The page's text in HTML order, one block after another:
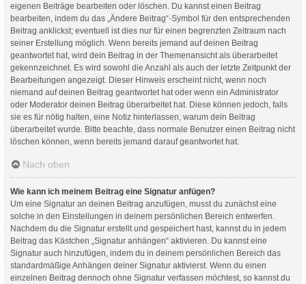
eigenen Beiträge bearbeiten oder löschen. Du kannst einen Beitrag
bearbeiten, indem du das „Ändere Beitrag“-Symbol für den entsprechenden
Beitrag anklickst; eventuell ist dies nur für einen begrenzten Zeitraum nach
seiner Erstellung möglich. Wenn bereits jemand auf deinen Beitrag
geantwortet hat, wird dein Beitrag in der Themenansicht als überarbeitet
gekennzeichnet. Es wird sowohl die Anzahl als auch der letzte Zeitpunkt der
Bearbeitungen angezeigt. Dieser Hinweis erscheint nicht, wenn noch
niemand auf deinen Beitrag geantwortet hat oder wenn ein Administrator
oder Moderator deinen Beitrag überarbeitet hat. Diese können jedoch, falls
sie es für nötig halten, eine Notiz hinterlassen, warum dein Beitrag
überarbeitet wurde. Bitte beachte, dass normale Benutzer einen Beitrag nicht
löschen können, wenn bereits jemand darauf geantwortet hat.
Nach oben
Wie kann ich meinem Beitrag eine Signatur anfügen?
Um eine Signatur an deinen Beitrag anzufügen, musst du zunächst eine
solche in den Einstellungen in deinem persönlichen Bereich entwerfen.
Nachdem du die Signatur erstellt und gespeichert hast, kannst du in jedem
Beitrag das Kästchen „Signatur anhängen“ aktivieren. Du kannst eine
Signatur auch hinzufügen, indem du in deinem persönlichen Bereich das
standardmäßige Anhängen deiner Signatur aktivierst. Wenn du einen
einzelnen Beitrag dennoch ohne Signatur verfassen möchtest, so kannst du